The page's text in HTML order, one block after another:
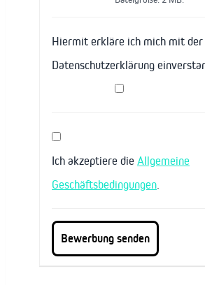
Hiermit erkläre ich mich mit der
Datenschutzerklärung
Ich akzeptiere die Allgemeine
Geschäftsbedingungen